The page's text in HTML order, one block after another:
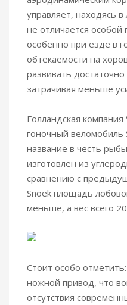
управляет, находясь
не отличается
особенно при езде в
обтекаемости на
развивать
затрачивая меньше
Голландская
гоночный веломобиль
название в честь
изготовлен из
сравнению с
Snoek площадь
меньше, а вес всего 20
Стоит особо
ножной привод, что
отсутствия